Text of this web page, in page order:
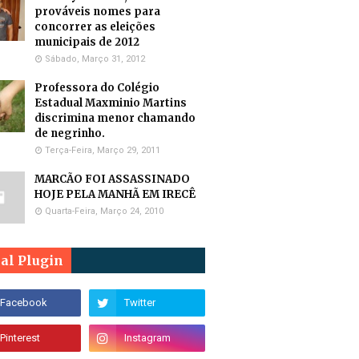
prováveis nomes para
concorrer as eleições
municipais de 2012
Sábado, Março 31, 2012
Professora do Colégio
Estadual Maxminio Martins
discrimina menor chamando
de negrinho.
Terça-Feira, Março 29, 2011
MARCÃO FOI ASSASSINADO
HOJE PELA MANHÃ EM IRECÊ
Quarta-Feira, Março 24, 2010
Plugin